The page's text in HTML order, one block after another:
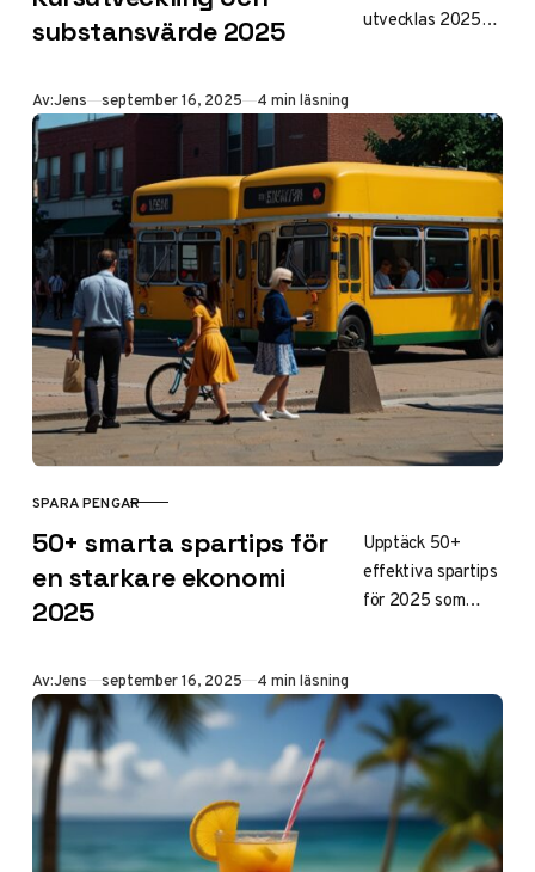
substansvärde 2025
utvecklas 2025
jämförelse med
index. Analys av
och
framtidsutsikter
för
investmentbolage
t.
Av:Jens Publicerad
september 16, 2025 4 min läsning
KATEGORI
SPARA PENGAR
50+ smarta spartips för
en starkare ekonomi
2025
Upptäck 50+
effektiva spartips
för 2025 som
vardagsrutiner,
shoppingstrategie
r och
energibesparingar
– utan stora
uppoffringar.
Av:Jens Publicerad
september 16, 2025 4 min läsning